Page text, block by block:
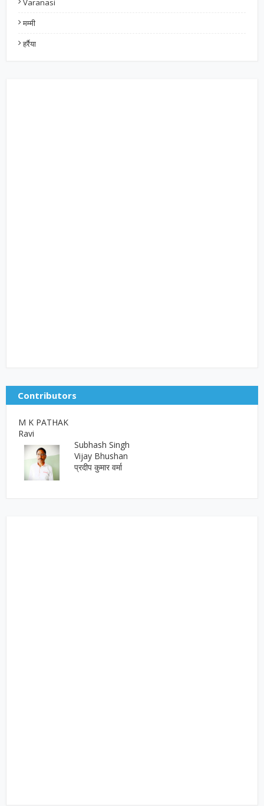
Varanasi
मम्मी
हर्रैया
Contributors
M K PATHAK
Ravi
Subhash Singh
Vijay Bhushan
प्रदीप कुमार वर्मा